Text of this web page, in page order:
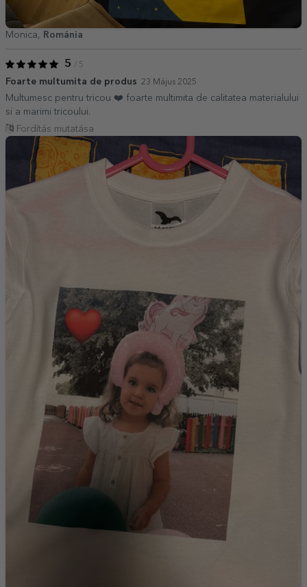
Monica, Románia
5 / 5
Foarte multumita de produs 23 Május 2025
Multumesc pentru tricou ❤️ foarte multimita de calitatea materialului
si a marimi tricoului.
Fordítás mutatása